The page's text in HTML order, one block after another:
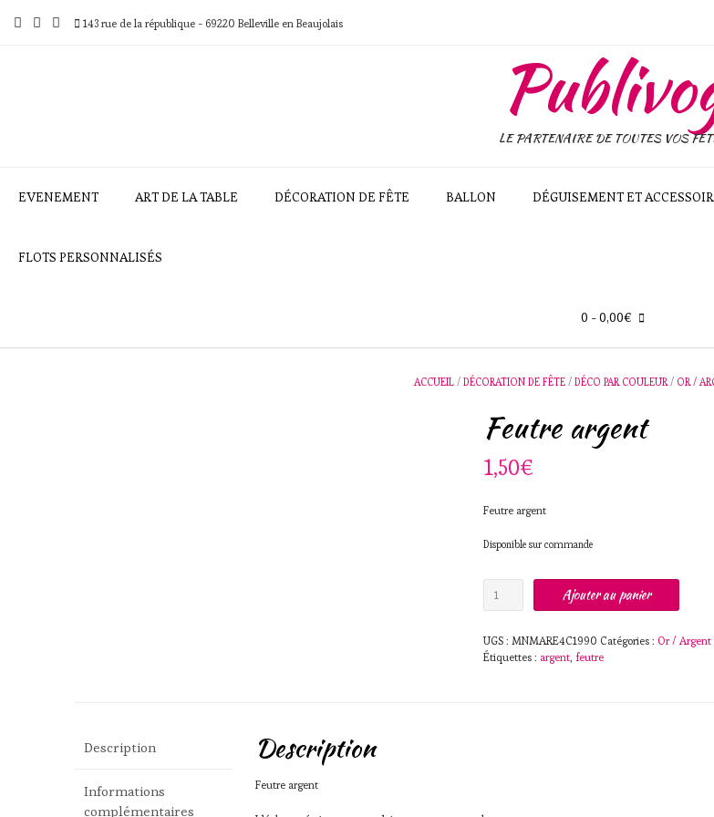
143 rue de la république - 69220 Belleville en Beaujolais
LE PARTENAIRE DE TOUTES VOS
EVENEMENT ART DE LA TABLE DÉCORATION DE FÊTE BALLON DÉGUISEMENT ET
FLOTS PERSONNALISÉS
0 - 0,00€
ACCUEIL /DÉCORATION DE FÊTE /DÉCO PAR COULEUR/ OR /
Feutre argent
1,50€
Feutre argent
Disponible sur commande
argent
Ajouter au panier
UGS : MNMARE4C1990 Catégories : Or / Argent
Étiquettes : argent, feutre
Description
Informations
complémentaires
Description
Feutre argent